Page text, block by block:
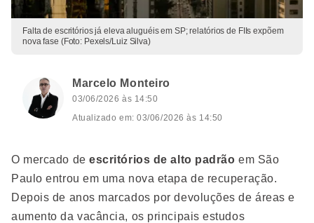
Falta de escritórios já eleva aluguéis em SP; relatórios de FIIs expõem
nova fase (Foto: Pexels/Luiz Silva)
Marcelo Monteiro
03/06/2026 às 14:50
Atualizado em: 03/06/2026 às 14:50
O mercado de escritórios de alto padrão em São
Paulo entrou em uma nova etapa de recuperação.
Depois de anos marcados por devoluções de áreas e
aumento da vacância, os principais estudos